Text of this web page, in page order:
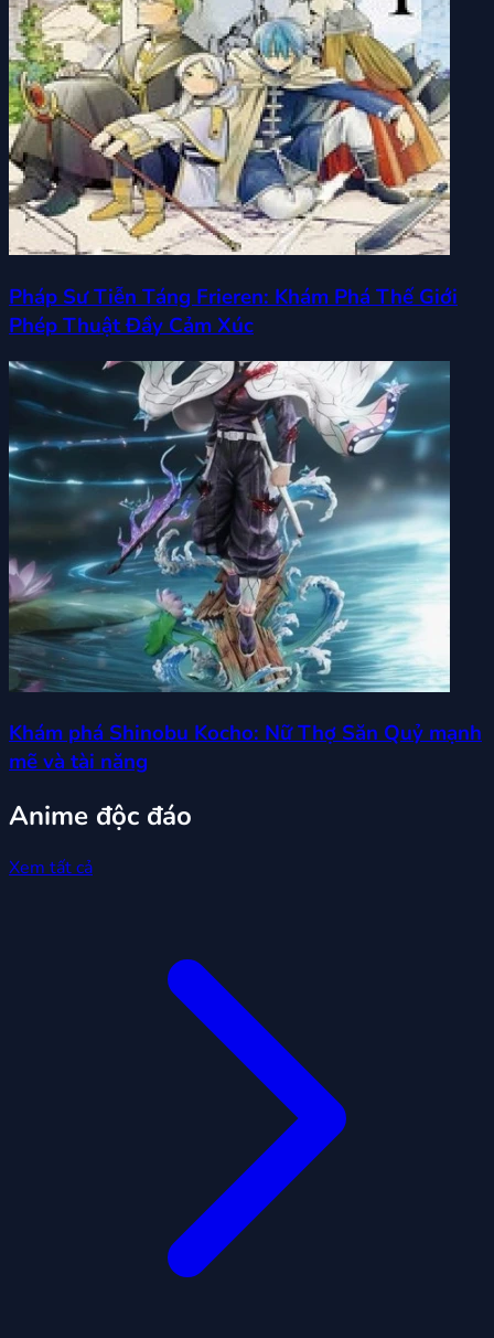
Pháp Sư Tiễn Táng Frieren: Khám Phá Thế Giới
Phép Thuật Đầy Cảm Xúc
Khám phá Shinobu Kocho: Nữ Thợ Săn Quỷ mạnh
mẽ và tài năng
Anime độc đáo
Xem tất cả